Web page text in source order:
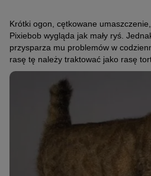
Krótki ogon, cętkowane
Pixiebob wygląda jak mały ryś.
przysparza mu problemów w
rasę tę należy traktować jako rasę